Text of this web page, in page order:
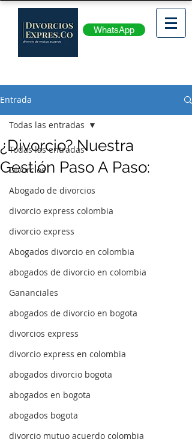
WhatsApp
Entrada
Todas las entradas
Divorcios
Abogado de divorcios
divorcio express colombia
divorcio express
Abogados divorcio en colombia
abogados de divorcio en colombia
Gananciales
abogados de divorcio en bogota
divorcios express
divorcio express en colombia
abogados divorcio bogota
abogados en bogota
abogados bogota
divorcio mutuo acuerdo colombia
Todas las entradas
¿Divorcio? Nuestra
Gestión Paso A Paso: